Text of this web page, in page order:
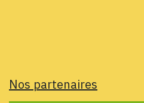
Nos partenaires